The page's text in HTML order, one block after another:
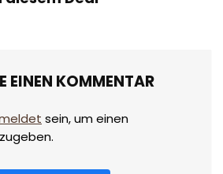
EINEN KOMMENTAR
sein, um einen